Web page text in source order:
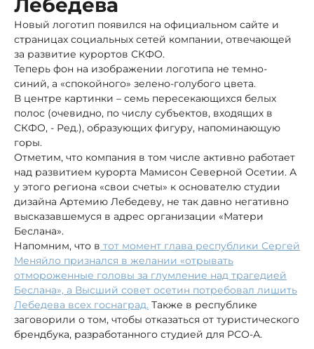
Новый логотип появился на официальном сайте и
страницах социальных сетей компании, отвечающей
за развитие курортов СКФО.
Теперь фон на изображении логотипа не темно-
синий, а «спокойного» зелено-голубого цвета.
В центре картинки – семь пересекающихся белых
полос (очевидно, по числу субъектов, входящих в
СКФО, - Ред.), образующих фигуру, напоминающую
горы.
Отметим, что компания в том числе активно работает
над развитием курорта Мамисон Северной Осетии. А
у этого региона «свои счеты» к основателю студии
дизайна Артемию Лебедеву, не так давно негативно
высказавшемуся в адрес организации «Матери
Беслана».
Напомним, что в тот момент глава республики Сергей
Меняйло признался в желании «отрывать
отмороженные головы за глумление над трагедией
Беслана», а Высший совет осетин потребовал лишить
Лебедева всех госнаград. Также в республике
заговорили о том, чтобы отказаться от туристического
брендбука, разработанного студией для РСО-А.